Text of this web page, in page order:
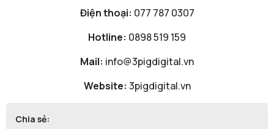
Điện thoại: 077 787 0307
Hotline: 0898 519 159
Mail: info@3pigdigital.vn
Website: 3pigdigital.vn
Chia sẻ: